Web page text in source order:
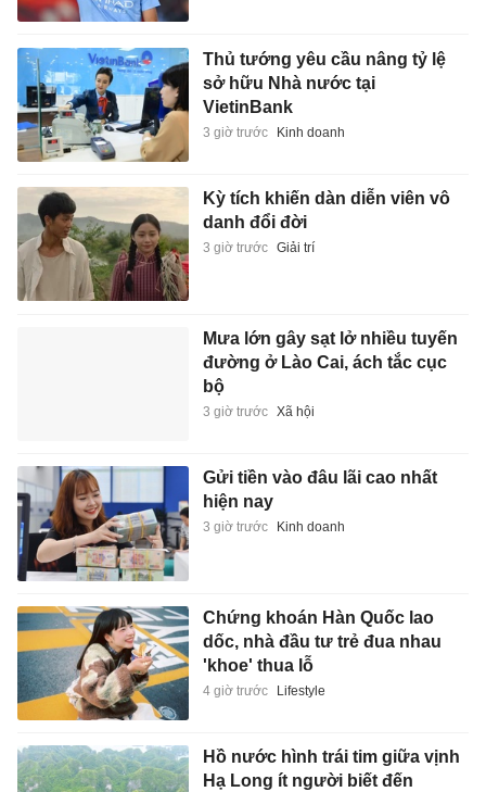
Thủ tướng yêu cầu nâng tỷ lệ
sở hữu Nhà nước tại
VietinBank
3 giờ trước Kinh doanh
Kỳ tích khiến dàn diễn viên vô
danh đổi đời
3 giờ trước Giải trí
Mưa lớn gây sạt lở nhiều tuyến
đường ở Lào Cai, ách tắc cục
bộ
3 giờ trước Xã hội
Gửi tiền vào đâu lãi cao nhất
hiện nay
3 giờ trước Kinh doanh
Chứng khoán Hàn Quốc lao
dốc, nhà đầu tư trẻ đua nhau
'khoe' thua lỗ
4 giờ trước Lifestyle
Hồ nước hình trái tim giữa vịnh
Hạ Long ít người biết đến